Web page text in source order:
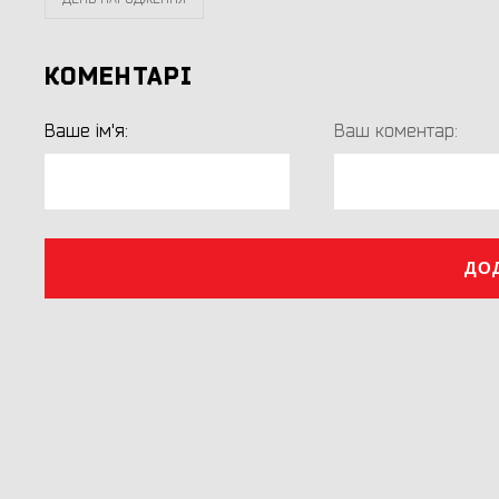
КОМЕНТАРІ
Ваше ім'я: Ваш коментар: